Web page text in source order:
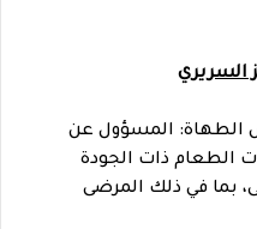
السريري
الطهاة: المسؤول عن
الطعام ذات الجودة
بما في ذلك المرضى